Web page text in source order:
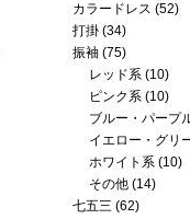
カラードレス (52)
打掛(34)
振袖(75)
レッド系(10)
ピンク系(10)
ブルー・パープ
イエロー・グリ
ホワイト系(10)
その他(14)
七五三 (62)